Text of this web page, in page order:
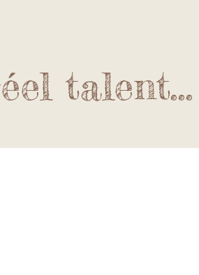
talent...